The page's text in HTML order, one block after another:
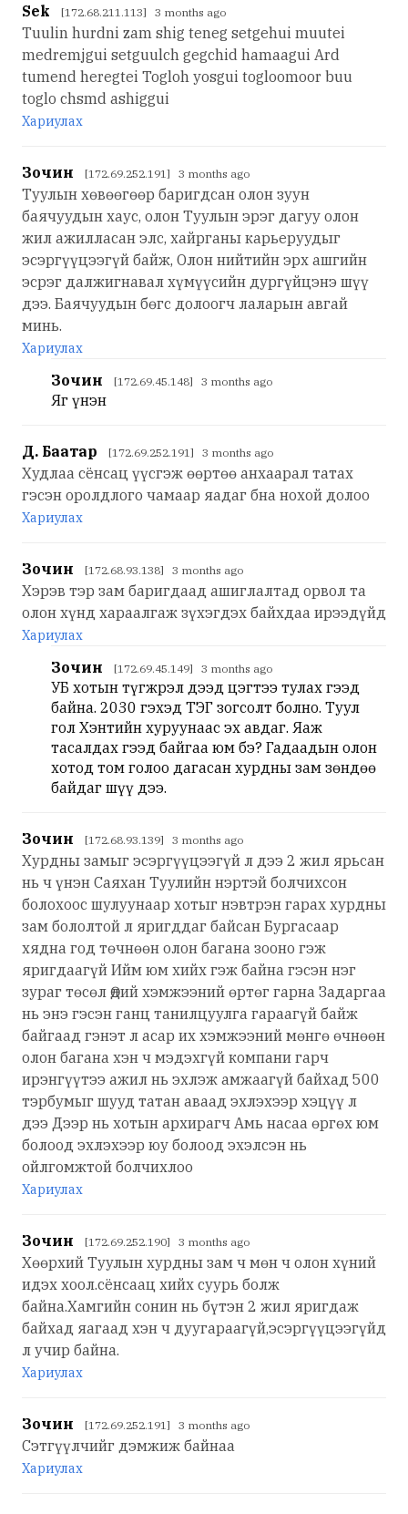
Sek [172.68.211.113] 3 months ago
Tuulin hurdni zam shig teneg setgehui muutei
medremjgui setguulch gegchid hamaagui Ard
tumend heregtei Togloh yosgui togloomoor buu
toglo chsmd ashiggui
Хариулах
Зочин [172.69.252.191] 3 months ago
Туулын хөвөөгөөр баригдсан олон зуун
баячуудын хаус, олон Туулын эрэг дагуу олон
жил ажилласан элс, хайрганы карьeруудыг
эсэргүүцээгүй байж, Олон нийтийн эрх ашгийн
эсрэг далжигнавал хүмүүсийн дургүйцэнэ шүү
дээ. Баячуудын бөгс долоогч лаларын авгай
минь.
Хариулах
Зочин [172.69.45.148] 3 months ago
Яг үнэн
Д. Баатар [172.69.252.191] 3 months ago
Худлаа сёнсац үүсгэж өөртөө анхаарал татах
гэсэн оролдлого чамаар яадаг бна нохой долоо
Хариулах
Зочин [172.68.93.138] 3 months ago
Хэрэв тэр зам баригдаад ашиглалтад орвол та
олон хүнд хараалгаж зүхэгдэх байхдаа ирээдүйд
Хариулах
Зочин [172.69.45.149] 3 months ago
УБ хотын түгжрэл дээд цэгтээ тулах гээд
байна. 2030 гэхэд ТЭГ зогсолт болно. Туул
гол Хэнтийн хуруунаас эх авдаг. Яаж
тасалдах гээд байгаа юм бэ? Гадаадын олон
хотод том голоо дагасан хурдны зам зөндөө
байдаг шүү дээ.
Зочин [172.68.93.139] 3 months ago
Хурдны замыг эсэргүүцээгүй л дээ 2 жил ярьсан
нь ч үнэн Саяхан Туулийн нэртэй болчихсон
болохоос шулуунаар хотыг нэвтрэн гарах хурдны
зам бололтой л яригддаг байсан Бургасаар
хядна год төчнөөн олон багана зооно гэж
яригдаагүй Ийм юм хийх гэж байна гэсэн нэг
зураг төсөл Өдий хэмжээний өртөг гарна Задаргаа
нь энэ гэсэн ганц танилцуулга гараагүй байж
байгаад гэнэт л асар их хэмжээний мөнгө өчнөөн
олон багана хэн ч мэдэхгүй компани гарч
ирэнгүүтээ ажил нь эхлэж амжаагүй байхад 500
тэрбумыг шууд татан аваад эхлэхээр хэцүү л
дээ Дээр нь хотын архирагч Амь насаа өргөх юм
болоод эхлэхээр юу болоод эхэлсэн нь
ойлгомжтой болчихлоо
Хариулах
Зочин [172.69.252.190] 3 months ago
Хөөрхий Туулын хурдны зам ч мөн ч олон хүний
идэх хоол.сёнсаац хийх суурь болж
байна.Хамгийн сонин нь бүтэн 2 жил яригдаж
байхад яагаад хэн ч дуугараагүй,эсэргүүцээгүйд
л учир байна.
Хариулах
Зочин [172.69.252.191] 3 months ago
Сэтгүүлчийг дэмжиж байнаа
Хариулах